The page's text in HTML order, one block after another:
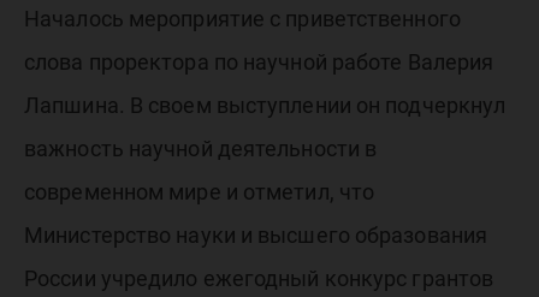
Началось мероприятие с приветственного
слова проректора по научной работе Валерия
Лапшина. В своем выступлении он подчеркнул
важность научной деятельности в
современном мире и отметил, что
Министерство науки и высшего образования
России учредило ежегодный конкурс грантов